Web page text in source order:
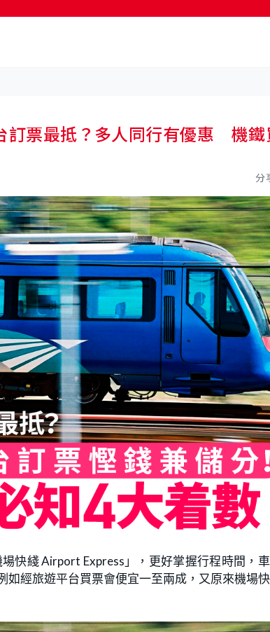
訂票最抵？多人同行有優惠 機鐵
分
快綫 Airport Express」，更好掌握行程時間，
經旅遊平台買票會便宜一至兩成，又原來機場